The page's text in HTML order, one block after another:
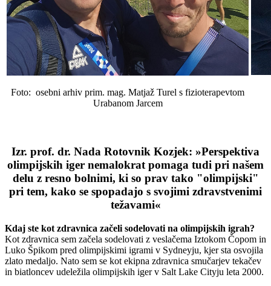
Foto: osebni arhiv prim. mag. Matjaž Turel s fizioterapevtom
Urabanom Jarcem
Izr. prof. dr. Nada Rotovnik Kozjek: »Perspektiva
olimpijskih iger nemalokrat pomaga tudi pri našem
delu z resno bolnimi, ki so prav tako "olimpijski"
pri tem, kako se spopadajo s svojimi zdravstvenimi
težavami«
Kdaj ste kot zdravnica začeli sodelovati na olimpijskih igrah?
Kot zdravnica sem začela sodelovati z veslačema Iztokom Čopom in
Luko Špikom pred olimpijskimi igrami v Sydneyju, kjer sta osvojila
zlato medaljo. Nato sem se kot ekipna zdravnica smučarjev tekačev
in biatloncev udeležila olimpijskih iger v Salt Lake Cityju leta 2000.